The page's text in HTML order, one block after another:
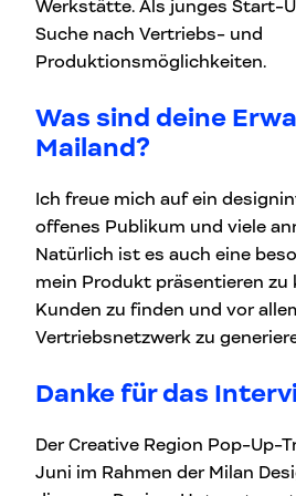
Werkstätte. Als junges Start-
Suche nach Vertriebs- und
Produktionsmöglichkeiten.
Was sind deine
Mailand?
Ich freue mich auf ein
offenes Publikum und viele
Natürlich ist es auch eine
mein Produkt präsentieren
Kunden zu finden und vor
Vertriebsnetzwerk zu
Danke für das
Der Creative Region Pop-Up-
Juni im Rahmen der Milan